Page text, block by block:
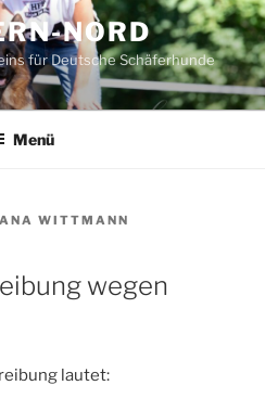
NORD
für Deutsche Schäferhunde
Menü
WITTMANN
wegen
lautet: